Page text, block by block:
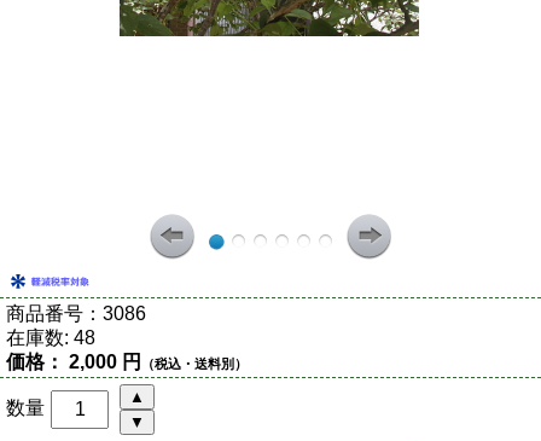
商品番号： 3086
在庫数: 48
価格： 2,000 円 （税込・送料別）
数量